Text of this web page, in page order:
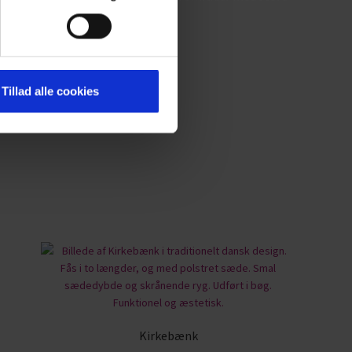
Tillad alle cookies
Kirkebænk